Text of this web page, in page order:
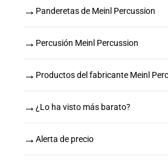
→ Panderetas de Meinl Percussion
→ Percusión Meinl Percussion
→ Productos del fabricante Meinl
→ ¿Lo ha visto más barato?
→ Alerta de precio